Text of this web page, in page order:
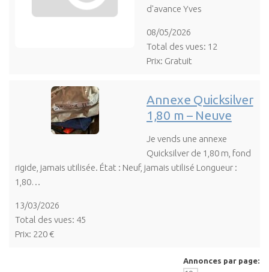
d'avance Yves
08/05/2026
Total des vues: 12
Prix: Gratuit
Annexe Quicksilver
1,80 m – Neuve
Je vends une annexe
Quicksilver de 1,80 m, fond
rigide, jamais utilisée. État : Neuf, jamais utilisé Longueur :
1,80…
13/03/2026
Total des vues: 45
Prix: 220 €
Annonces par page: